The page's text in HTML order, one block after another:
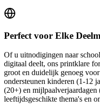
Perfect voor Elke
Of u uitnodigingen naar
digitaal deelt, ons printklare
groot en duidelijk genoeg
ondersteunen kinderen (1-12
(20+) en mijlpaalverjaardagen
leeftijdsgeschikte thema's en